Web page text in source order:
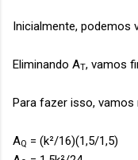
Inicialmente, podemos
Eliminando AT, vamos
Para fazer isso, vamos
AQ = (k²/16)(1,5/1,5)